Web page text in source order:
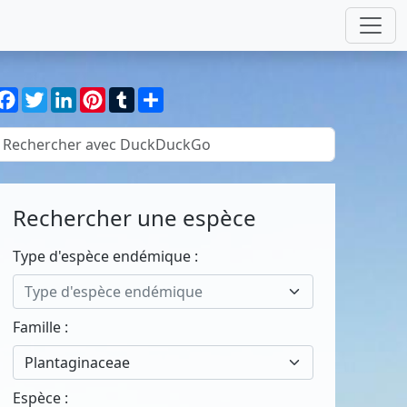
Facebook
TwitterLinkedInPinterest
TumblrPartager
Rechercher une espèce
Type d'espèce endémique :
Type d'espèce endémique
Famille :
Plantaginaceae
Espèce :